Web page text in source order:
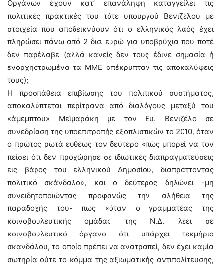
Οργάνων έχουν κατ’ επανάληψη καταγγείλει τις
πολιτικές πρακτικές του τότε υπουργού Βενιζέλου με
στοιχεία που αποδεικνύουν ότι ο ελληνικός λαός έχει
πληρώσει πάνω από 2 δισ. ευρώ για υποβρύχια που ποτέ
δεν παρέλαβε (αλλά κανείς δεν τους έδινε σημασία ή
ενορχηστρωμένα τα ΜΜΕ απέκρυπταν τις αποκαλύψεις
τους);
Η προσπάθεια επιβίωσης του πολιτικού συστήματος,
αποκαλύπτεται περίτρανα από διαλόγους μεταξύ του
«άμεμπτου» Μεϊμαράκη με τον Ευ. Βενιζέλο σε
συνεδρίαση της υποεπιτροπής εξοπλιστικών το 2010, όταν
ο πρώτος ρωτά ευθέως τον δεύτερο «πώς μπορεί να τον
πείσει ότι δεν προχώρησε σε ιδιωτικές διαπραγματεύσεις
εις βάρος του ελληνικού Δημοσίου, διαπράττοντας
πολιτικό σκάνδαλο», και ο δεύτερος δηλώνει -μη
συνειδητοποιώντας προφανώς την αλήθεια της
παραδοχής του- πως «όταν ο γραμματέας της
κοινοβουλευτικής ομάδας της Ν.Δ. λέει σε
κοινοβουλευτικό όργανο ότι υπάρχει τεκμήριο
σκανδάλου, το οποίο πρέπει να ανατραπεί, δεν έχει καμία
σωτηρία ούτε το κόμμα της αξιωματικής αντιπολίτευσης,